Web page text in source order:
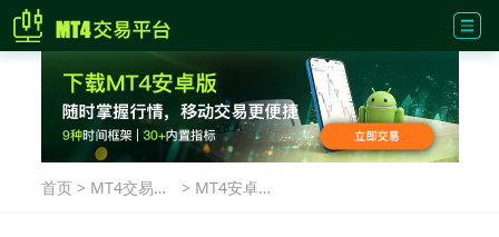
首页 > MT4交易指
> MT4安卓版